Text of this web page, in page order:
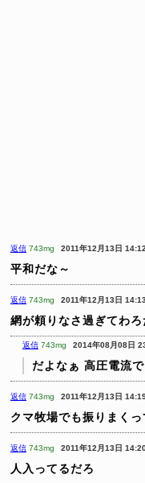
返信 743mg 2011年12月13日 14:12
平和だな～
返信 743mg 2011年12月13日
網が頼りなさ過ぎてわろ
返信 743mg 2014年08月08日
だよなぁ 高圧電流
返信 743mg 2011年12月13日
クマ牧場でも振りまくっ
返信 743mg 2011年12月13日
人入ってるだろ